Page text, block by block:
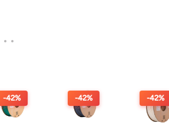
-42% -42% -42%